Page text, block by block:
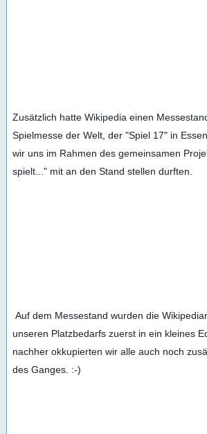
Zusätzlich hatte Wikipedia einen
Spielmesse der Welt, der "Spiel 17" in
wir uns im Rahmen des gemeinsamen
spielt..." mit an den Stand stellen durften.
unseren Platzbedarfs zuerst in ein kleines
nachher okkupierten wir alle auch noch
des Ganges. :-)